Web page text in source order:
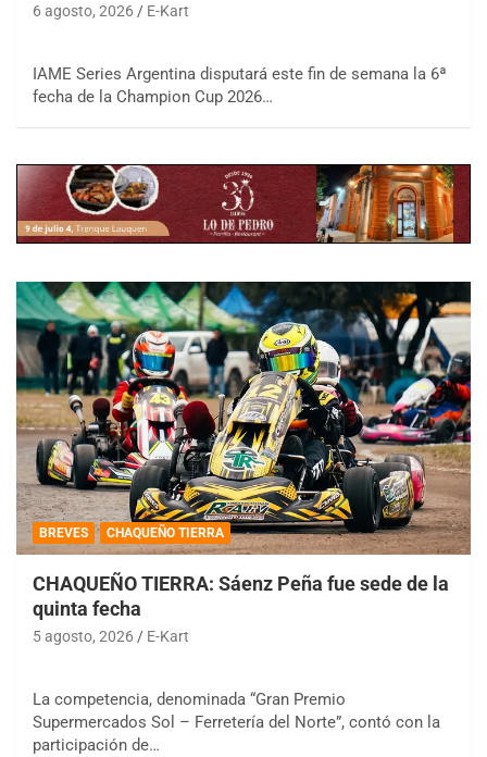
6 agosto, 2026 E-Kart
IAME Series Argentina disputará este fin de semana la 6ª
fecha de la Champion Cup 2026…
BREVES CHAQUEÑO TIERRA
CHAQUEÑO TIERRA: Sáenz Peña fue sede de la
quinta fecha
5 agosto, 2026 E-Kart
La competencia, denominada “Gran Premio
Supermercados Sol – Ferretería del Norte”, contó con la
participación de…